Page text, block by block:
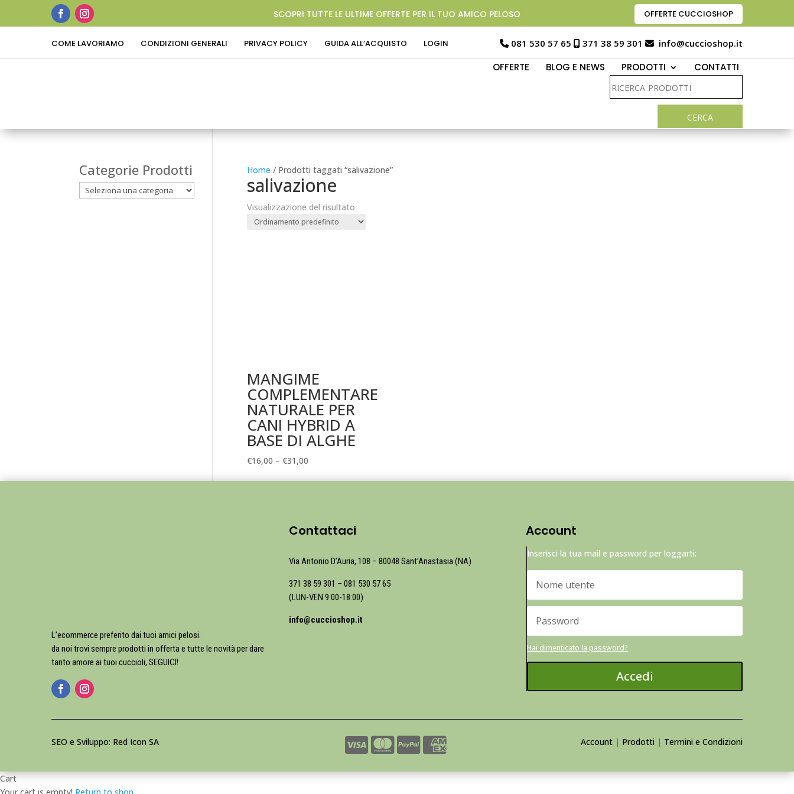
SCOPRI TUTTE LE ULTIME OFFERTE PER IL TUO AMICO PELOSO OFFERTE CUCCIOSHOP
COME LAVORIAMO CONDIZIONI GENERALI PRIVACY POLICY GUIDA ALL’ACQUISTO LOGIN 081 530 57 65 371 38 59 301 info@cuccioshop.it
OFFERTE BLOG E NEWS PRODOTTI CONTATTI
Home / Prodotti taggati “salivazione”
salivazione
Visualizzazione del risultato
MANGIME
COMPLEMENTARE
NATURALE PER
CANI HYBRID A
BASE DI ALGHE
€16,00 – €31,00
Categorie Prodotti
L’ecommerce preferito dai tuoi amici pelosi.
da noi trovi sempre prodotti in offerta e tutte le novità per dare
tanto amore ai tuoi cuccioli, SEGUICI!
Contattaci
Via Antonio D’Auria, 108 – 80048 Sant’Anastasia (NA)
371 38 59 301 – 081 530 57 65
(LUN-VEN 9:00-18:00)
info@cuccioshop.it
Account
Inserisci la tua mail e password per loggarti:
Hai dimenticato la password?
Accedi
SEO e Sviluppo: Red Icon SA Account| Prodotti | Termini e Condizioni
Cart